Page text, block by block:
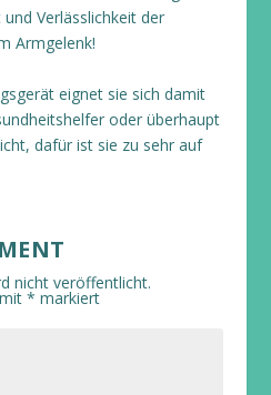
Verlässlichkeit der
Armgelenk!
eignet sie sich damit
oder überhaupt
dafür ist sie zu sehr auf
nicht veröffentlicht.
* markiert